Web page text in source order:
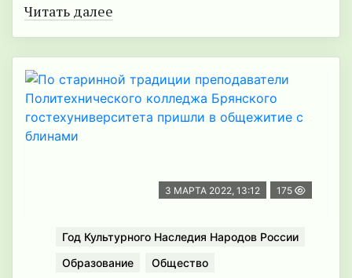
Читать далее
3 МАРТА 2022, 13:12 175
Год Культурного Наследия Народов России
Образование
Общество